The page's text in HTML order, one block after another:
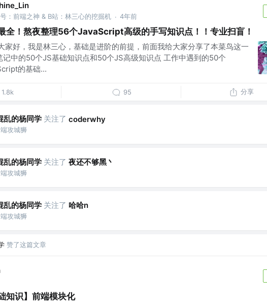
：前端之神 & B站：林三心的挖掘机 · 4年前
全！熬夜整理56个JavaScript高级的手写知识点！！专业扫盲！
家好，我是林三心，基础是进阶的前提，前面我给大家分享了本菜鸟这一
记中的50个JS基础知识点和50个JS高级知识点 工作中遇到的50个
的基础...
1.8k 95 分享
乱的杨同学 关注了 coderwhy
攻城狮
乱的杨同学 关注了 夜还不够黑丶
攻城狮
乱的杨同学 关注了 哈哈n
攻城狮
赞了这篇文章
知识】前端模块化